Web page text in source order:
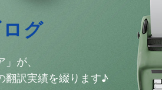
グ
が、
翻訳実績を綴ります♪